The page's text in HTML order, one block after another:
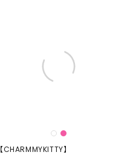
【CHARMMYKITTY】